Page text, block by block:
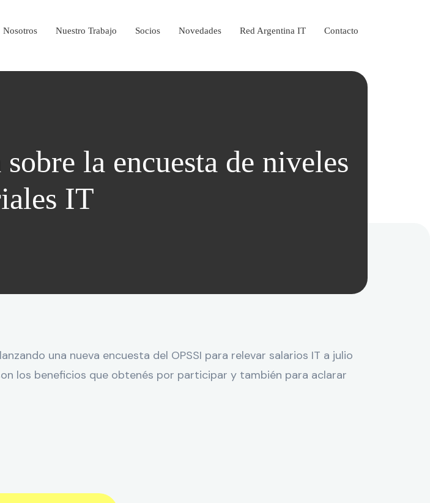
Nosotros Nuestro Trabajo Socios Novedades Red Argentina IT Contacto
la encuesta de niveles
IT
una nueva encuesta del OPSSI para relevar salarios IT a julio
los beneficios que obtenés por participar y también para aclarar